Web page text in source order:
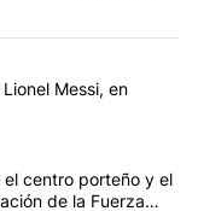
en los
Jorge Messi, el
Messi, en
F 16
el centro porteño y el
de la Fuerza